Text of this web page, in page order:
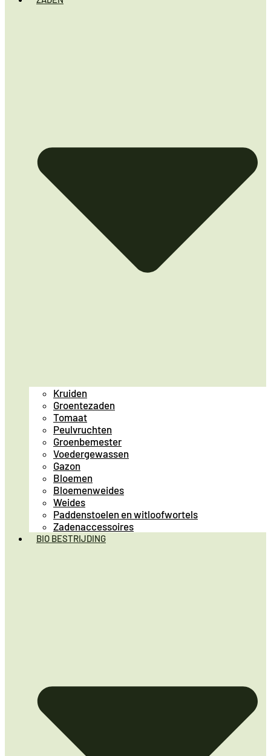
Kruiden
Groentezaden
Tomaat
Peulvruchten
Groenbemester
Voedergewassen
Gazon
Bloemen
Bloemenweides
Weides
Paddenstoelen en witloofwortels
Zadenaccessoires
BIO BESTRIJDING